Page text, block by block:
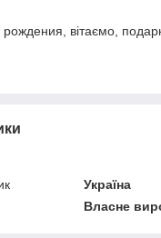
вітаємо,
Україна
Власне